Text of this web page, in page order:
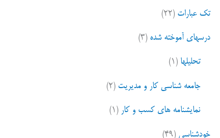
تک عبارات (۲۲)
درسهای آموخته شده (۳)
تحلیلها (۱)
جامعه شناسی کار و مدیریت (۲)
نمایشنامه های کسب و کار (۱)
خودشناسی (۴۹)